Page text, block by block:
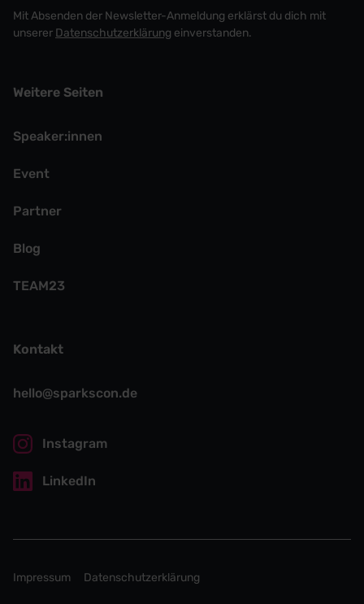
Mit Absenden der Newsletter-Anmeldung erklärst du dich mit
unserer Datenschutzerklärung einverstanden.
Weitere Seiten
Speaker:innen
Event
Partner
Blog
TEAM23
Kontakt
hello@sparkscon.de
Instagram
LinkedIn
Impressum Datenschutzerklärung